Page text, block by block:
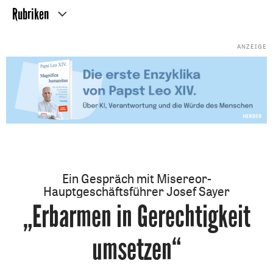
Rubriken
Ein Gespräch mit Misereor-
Hauptgeschäftsführer Josef Sayer
:
„Erbarmen in Gerechtigkeit
umsetzen“